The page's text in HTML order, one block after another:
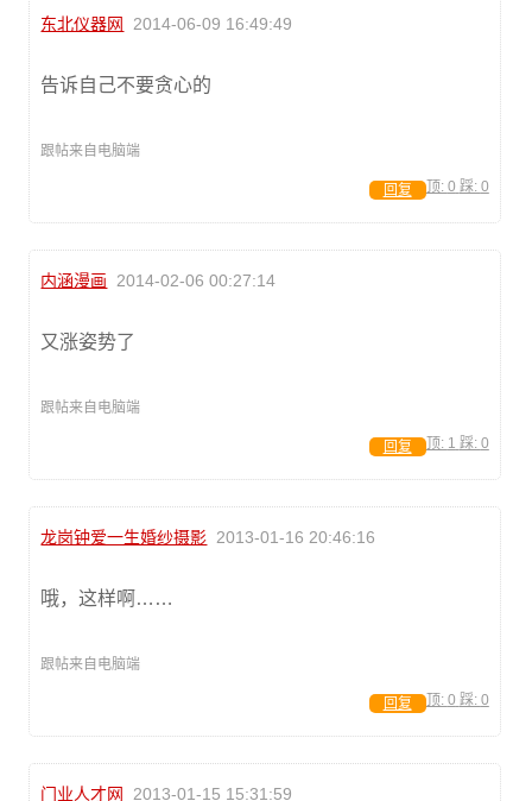
东北仪器网 2014-06-09 16:49:49
告诉自己不要贪心的
跟帖来自电脑端
顶: 0 踩: 0
回复
内涵漫画 2014-02-06 00:27:14
又涨姿势了
跟帖来自电脑端
顶: 1 踩: 0
回复
龙岗钟爱一生婚纱摄影 2013-01-16 20:46:16
哦，这样啊……
跟帖来自电脑端
顶: 0 踩: 0
回复
门业人才网 2013-01-15 15:31:59